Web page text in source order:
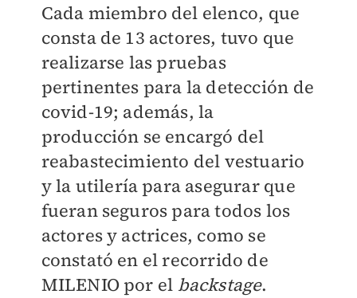
Cada miembro del elenco, que
consta de 13 actores, tuvo que
realizarse las pruebas
pertinentes para la detección de
covid-19; además, la
producción se encargó del
reabastecimiento del vestuario
y la utilería para asegurar que
fueran seguros para todos los
actores y actrices, como se
constató en el recorrido de
MILENIO por el backstage.